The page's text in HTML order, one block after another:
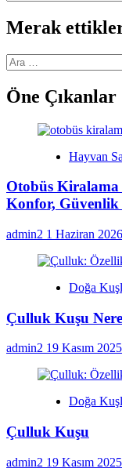
Merak
Arama:
Öne Çıkanlar
Hayvan
Otobüs
Konfor, Güvenlik
admin2 1 Haziran 2026
Doğa
Çulluk Kuşu
admin2 19 Kasım 2025
Doğa
Çulluk Kuşu
admin2 19 Kasım 2025